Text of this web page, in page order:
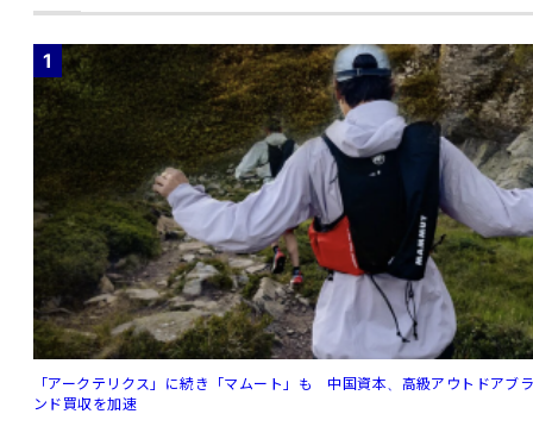
1
「アークテリクス」に続き「マムート」も 中国資本、高級アウトドアブ
ンド買収を加速